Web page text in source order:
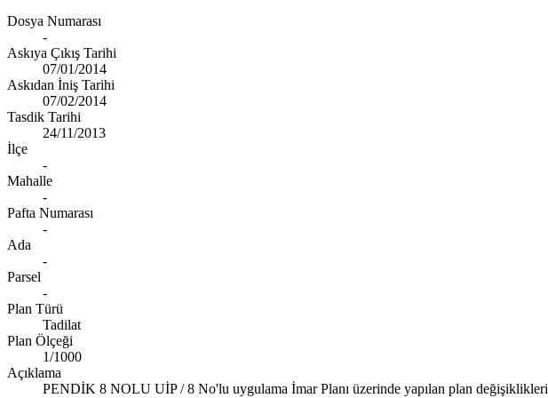
Dosya Numarası
-
Askıya Çıkış Tarihi
07/01/2014
Askıdan İniş Tarihi
07/02/2014
Tasdik Tarihi
24/11/2013
İlçe
-
Mahalle
-
Pafta Numarası
-
Ada
-
Parsel
-
Plan Türü
Tadilat
Plan Ölçeği
1/1000
Açıklama
PENDİK 8 NOLU UİP / 8 No'lu uygulama İmar Planı üzerinde yapılan plan değişiklikleri